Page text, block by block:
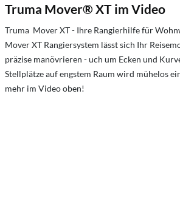
Truma Mover® XT im Video
Truma Mover XT - Ihre Rangierhilfe für
Mover XT Rangiersystem lässt sich Ihr
präzise manövrieren - uch um Ecken und
Stellplätze auf engstem Raum wird mühelos
mehr im Video oben!